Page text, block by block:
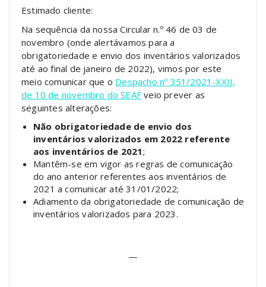
Estimado cliente:
Na sequência da nossa Circular n.º 46 de 03 de
novembro (onde alertávamos para a
obrigatoriedade e envio dos inventários valorizados
até ao final de janeiro de 2022), vimos por este
meio comunicar que o Despacho nº 351/2021-XXII,
de 10 de novembro do SEAF veio prever as
seguintes alterações:
Não obrigatoriedade de envio dos
inventários valorizados em 2022 referente
aos inventários de 2021;
Mantêm-se em vigor as regras de comunicação
do ano anterior referentes aos inventários de
2021 a comunicar até 31/01/2022;
Adiamento da obrigatoriedade de comunicação de
inventários valorizados para 2023.
—